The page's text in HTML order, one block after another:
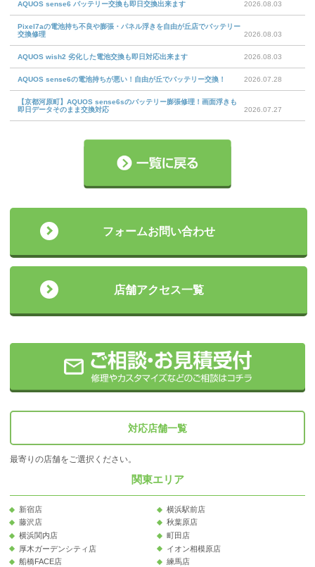
AQUOS sense6 バッテリー交換も即日交換出来ます 2026.08.03
Pixel7aの電池持ち不良や膨張・パネル浮きを自由が丘店でバッテリー
交換修理
2026.08.03
AQUOS wish2 劣化した電池交換も即日対応出来ます 2026.08.03
AQUOS sense6の電池持ちが悪い！自由が丘でバッテリー交換！ 2026.07.28
【京都河原町】AQUOS sense6sのバッテリー膨張修理！画面浮きも
即日データそのまま交換対応
2026.07.27
フォームお問い合わせ
店舗アクセス一覧
対応店舗一覧
最寄りの店舗をご選択ください。
関東エリア
新宿店
横浜駅前店
藤沢店
秋葉原店
横浜関内店
町田店
厚木ガーデンシティ店
イオン相模原店
船橋FACE店
練馬店